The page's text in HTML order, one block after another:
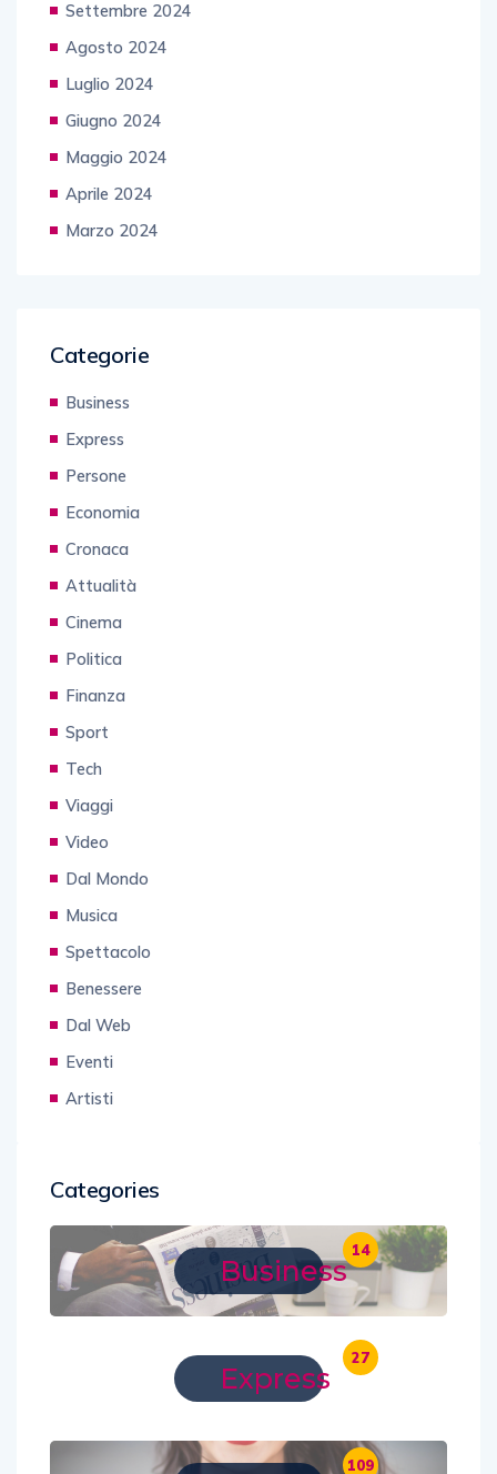
Settembre 2024
Agosto 2024
Luglio 2024
Giugno 2024
Maggio 2024
Aprile 2024
Marzo 2024
Categorie
Business
Express
Persone
Economia
Cronaca
Attualità
Cinema
Politica
Finanza
Sport
Tech
Viaggi
Video
Dal Mondo
Musica
Spettacolo
Benessere
Dal Web
Eventi
Artisti
Categories
Business
14
Express
27
109